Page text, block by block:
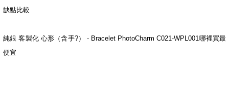
缺點比較
純銀 客製化 心形（含手?） - Bracelet PhotoCharm C021-WPL001哪裡買最
便宜